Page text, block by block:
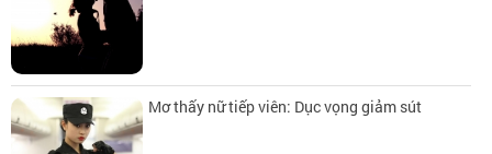
Mơ thấy nữ tiếp viên: Dục vọng giảm sút